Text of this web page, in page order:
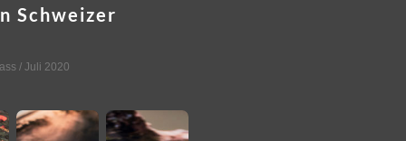
Schweizer
/ Juli 2020